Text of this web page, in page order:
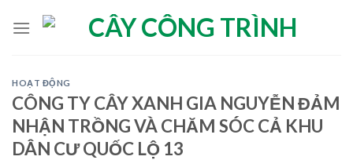
HOẠT ĐỘNG
CÔNG TY CÂY XANH GIA NGUYỄN ĐẢM
NHẬN TRỒNG VÀ CHĂM SÓC CẢ KHU
DÂN CƯ QUỐC LỘ 13